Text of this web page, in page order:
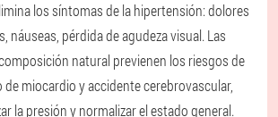
los síntomas de la hipertensión: dolores
náuseas, pérdida de agudeza visual. Las
natural previenen los riesgos de
miocardio y accidente cerebrovascular,
la presión y normalizar el estado general.